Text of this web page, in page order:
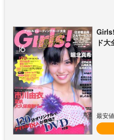
ド
最安